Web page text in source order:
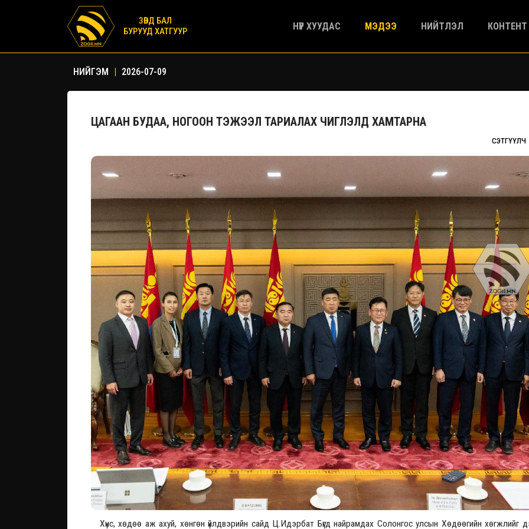
ЗӨВД БАЛ
БУРУУД ХАТГУУР
НҮҮР ХУУДАС МЭДЭЭ НИЙТЛЭЛ КОНТЕНТ
НИЙГЭМ | 2026-07-09
ЦАГААН БУДАА, НОГООН ТЭЖЭЭЛ ТАРИАЛАХ ЧИГЛЭЛД ХАМТАРНА
СЭТГҮҮЛЧ
Хүнс, хөдөө аж ахуй, хөнгөн үйлдвэрийн сайд Ц.Идэрбат Бүгд найрамдах Солонгос улсын Хөдөөгийн хөгжлийг
Үзвэрийн хувиарууд